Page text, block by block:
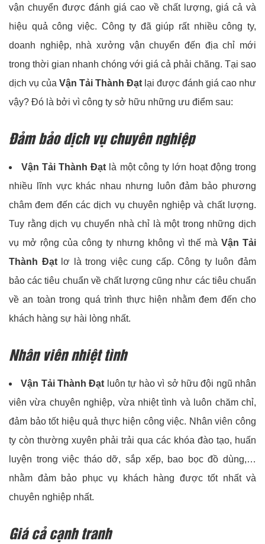
vận chuyển được đánh giá cao về chất lượng, giá cả và
hiệu quả công việc. Công ty đã giúp rất nhiều công ty,
doanh nghiệp, nhà xưởng vận chuyển đến địa chỉ mới
trong thời gian nhanh chóng với giá cả phải chăng. Tại sao
dịch vụ của Vận Tải Thành Đạt lại được đánh giá cao như
vậy? Đó là bởi vì công ty sở hữu những ưu điểm sau:
Đảm bảo dịch vụ chuyên nghiệp
Vận Tải Thành Đạt là một công ty lớn hoạt động trong
nhiều lĩnh vực khác nhau nhưng luôn đảm bảo phương
châm đem đến các dịch vụ chuyên nghiệp và chất lượng.
Tuy rằng dịch vụ chuyển nhà chỉ là một trong những dịch
vụ mở rộng của công ty nhưng không vì thế mà Vận Tải
Thành Đạtlơ là trong việc cung cấp. Công ty luôn đảm
bảo các tiêu chuẩn về chất lượng cũng như các tiêu chuẩn
về an toàn trong quá trình thực hiện nhằm đem đến cho
khách hàng sự hài lòng nhất.
Nhân viên nhiệt tình
Vận Tải Thành Đạt luôn tự hào vì sở hữu đội ngũ nhân
viên vừa chuyên nghiệp, vừa nhiệt tình và luôn chăm chỉ,
đảm bảo tốt hiệu quả thực hiện công việc. Nhân viên công
ty còn thường xuyên phải trải qua các khóa đào tạo, huấn
luyện trong việc tháo dỡ, sắp xếp, bao bọc đồ dùng,…
nhằm đảm bảo phục vụ khách hàng được tốt nhất và
chuyên nghiệp nhất.
Giá cả cạnh tranh